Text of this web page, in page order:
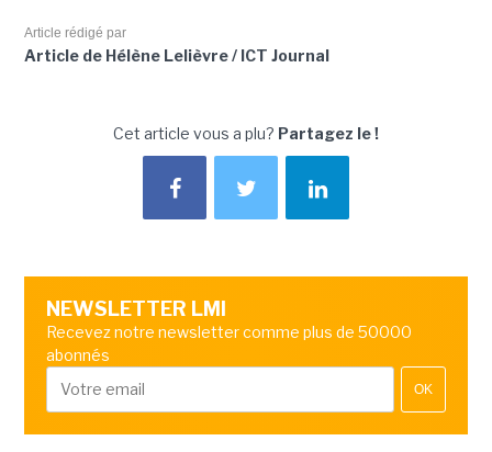
Article rédigé par
Article de Hélène Lelièvre / ICT Journal
Cet article vous a plu? Partagez le !
NEWSLETTER LMI
Recevez notre newsletter comme plus de 50000
abonnés
OK